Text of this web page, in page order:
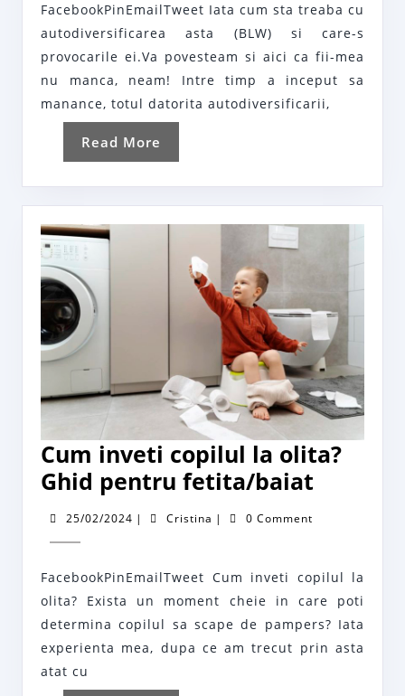
sau
motivul
pentru
care
curat
bucataria
de
3
ori
zi
FacebookPinEmailTweet Iata cum sta treaba cu
autodiversificarea asta (BLW) si care-s
provocarile ei.Va povesteam si aici ca fii-mea
nu manca, neam! Intre timp a inceput sa
manance, totul datorita autodiversificarii,
Read More
More
Cum inveti copilul la olita?
Ghid pentru fetita/baiat
olita?
Ghid
pentru
25/02/2024 25/02/2024
| Cristina Cristina
| 0 Comment
FacebookPinEmailTweet Cum inveti copilul la
olita? Exista un moment cheie in care poti
determina copilul sa scape de pampers? Iata
experienta mea, dupa ce am trecut prin asta
atat cu